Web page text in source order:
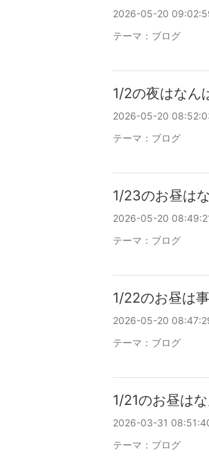
2026-05-20
テーマ： ブログ
1/2の夜はなん
2026-05-20
テーマ： ブログ
1/23のお昼は
2026-05-20
テーマ： ブログ
1/22のお昼は
2026-05-20
テーマ： ブログ
1/21のお昼は
2026-03-31
テーマ： ブログ